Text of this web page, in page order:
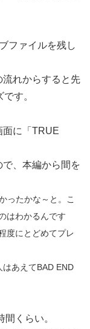
ファイルを残し
れからすると先
す。
面に「TRUE
、本編から間を
ったかな～と。こ
はわかるんです
度にとどめてプレ
あえてBAD END
くらい。